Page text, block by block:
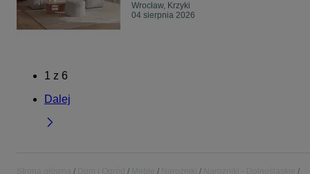
Wrocław, Krzyki
04 sierpnia 2026
1 z 6
Dalej